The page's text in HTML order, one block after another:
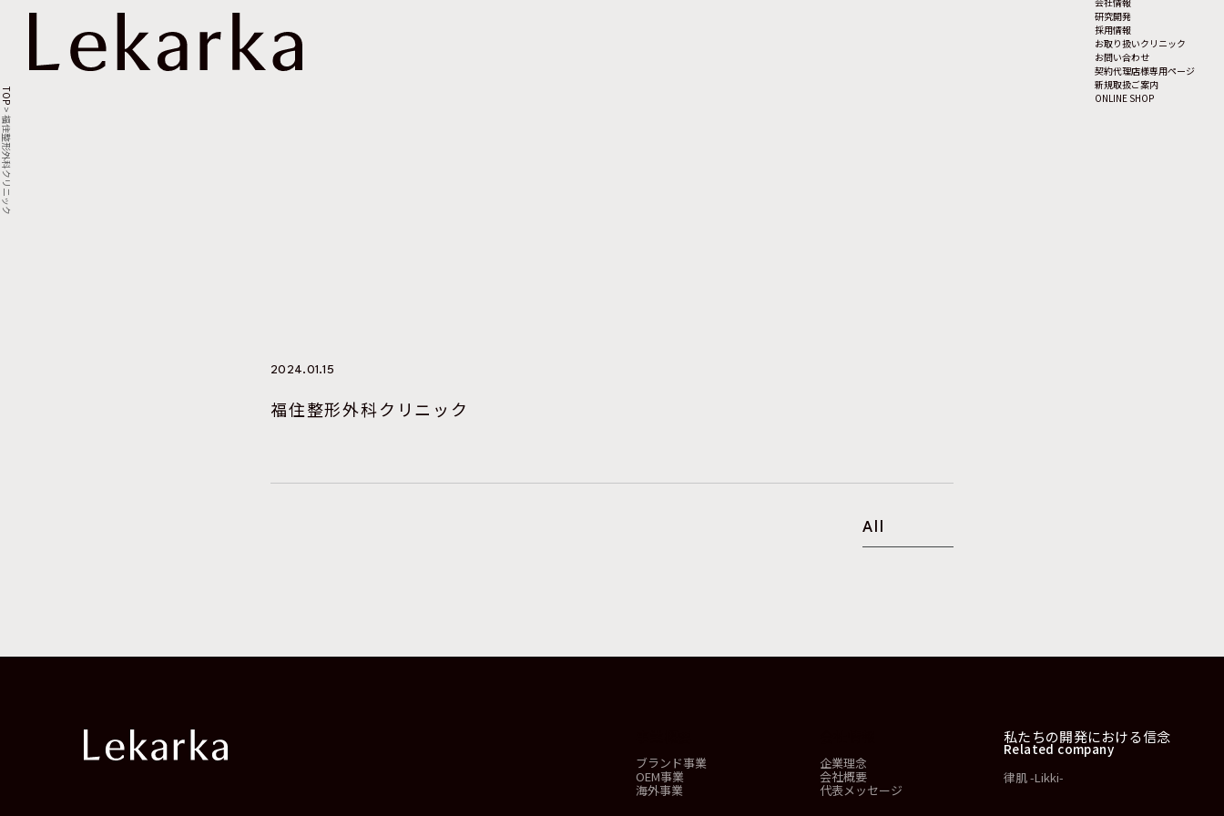
研究開発
採用情報
お取り扱いクリニック
お問い合わせ
契約代理店様専用ページ
新規取扱ご案内
ONLINE SHOP
TOP
>
福住整形外科クリニック
2024.01.15
福住整形外科クリニック
All
ブランド事業
OEM事業
海外事業
企業理念
会社概要
代表メッセージ
私たちの開発における信念
Related company
律肌 -Likki-